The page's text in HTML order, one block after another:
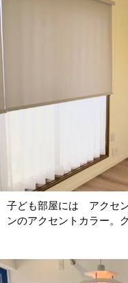
子ども部屋には アクセ
ンのアクセントカラー。